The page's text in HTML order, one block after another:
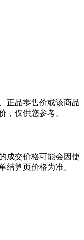
正品零售价或该商品
，仅供您参考。
成交价格可能会因使
结算页价格为准。